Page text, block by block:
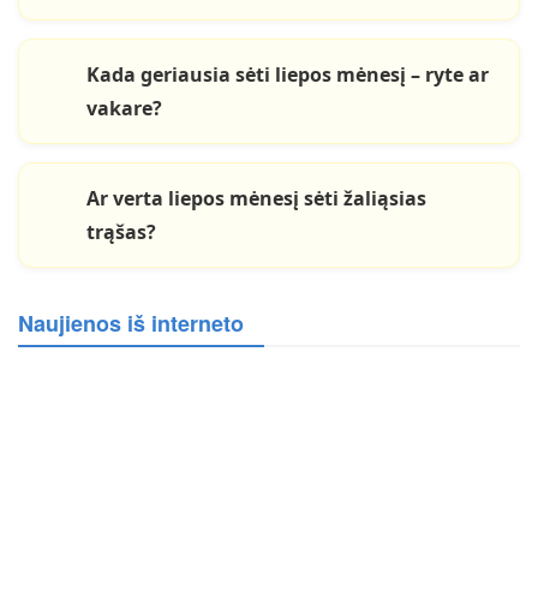
Kada geriausia sėti liepos mėnesį – ryte ar
vakare?
Ar verta liepos mėnesį sėti žaliąsias
trąšas?
Naujienos iš interneto